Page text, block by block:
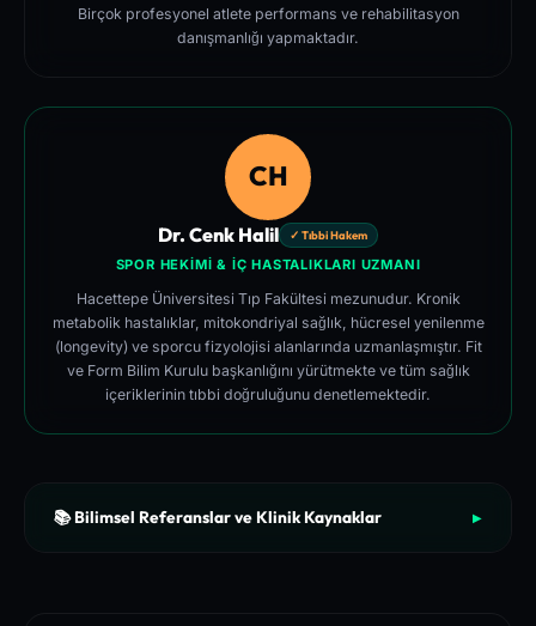
Birçok profesyonel atlete performans ve rehabilitasyon
danışmanlığı yapmaktadır.
CH
Dr. Cenk Halil ✓ Tıbbi Hakem
SPOR HEKIMI & İÇ HASTALIKLARI UZMANI
Hacettepe Üniversitesi Tıp Fakültesi mezunudur. Kronik
metabolik hastalıklar, mitokondriyal sağlık, hücresel yenilenme
(longevity) ve sporcu fizyolojisi alanlarında uzmanlaşmıştır. Fit
ve Form Bilim Kurulu başkanlığını yürütmekte ve tüm sağlık
içeriklerinin tıbbi doğruluğunu denetlemektedir.
📚 Bilimsel Referanslar ve Klinik Kaynaklar ▶